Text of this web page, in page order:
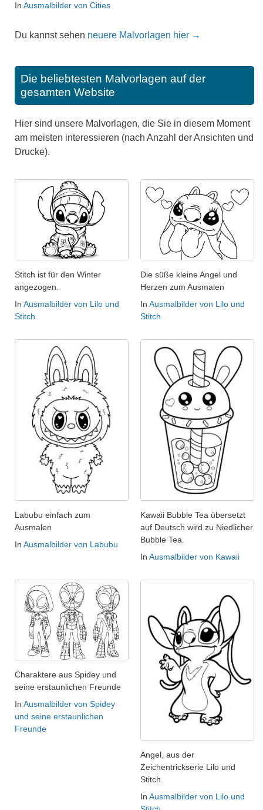
In Ausmalbilder von Cities
Du kannst sehen neuere Malvorlagen hier →
Die beliebtesten Malvorlagen auf der
gesamten Website
Hier sind unsere Malvorlagen, die Sie in diesem Moment
am meisten interessieren (nach Anzahl der Ansichten und
Drucke).
Stitch ist für den Winter
angezogen.
In Ausmalbilder von Lilo und
Stitch
Die süße kleine Angel und
Herzen zum Ausmalen
In Ausmalbilder von Lilo und
Stitch
Labubu einfach zum
Ausmalen
In Ausmalbilder von Labubu
Kawaii Bubble Tea übersetzt
auf Deutsch wird zu Niedlicher
Bubble Tea.
In Ausmalbilder von Kawaii
Charaktere aus Spidey und
seine erstaunlichen Freunde
In Ausmalbilder von Spidey
und seine erstaunlichen
Freunde
Angel, aus der
Zeichentrickserie Lilo und
Stitch.
In Ausmalbilder von Lilo und